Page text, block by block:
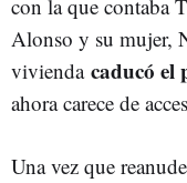
con la que contaba
Alonso y su mujer,
vivienda caducó el
ahora carece de
Una vez que